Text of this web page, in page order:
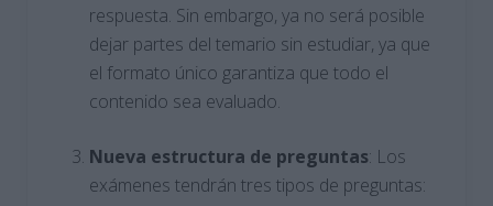
respuesta. Sin embargo, ya no será posible
dejar partes del temario sin estudiar, ya que
el formato único garantiza que todo el
contenido sea evaluado.
Nueva estructura de preguntas: Los
exámenes tendrán tres tipos de preguntas: